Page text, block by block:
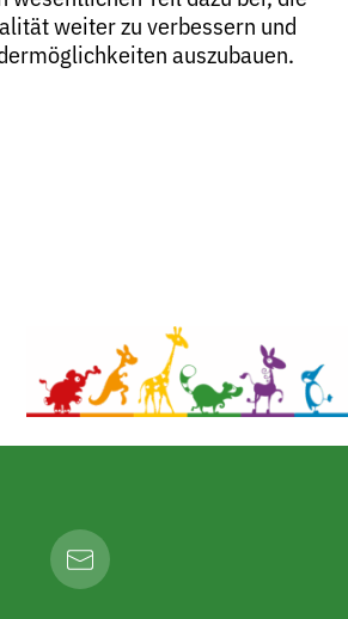
weiter zu verbessern und
auszubauen.